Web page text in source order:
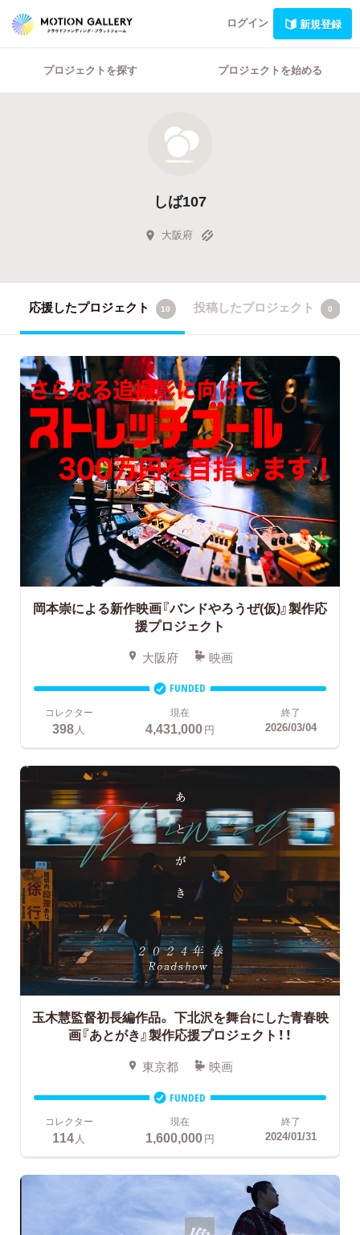
ログイン 新規登録
プロジェクトを探す プロジェクトを始める
しば107
大阪府
応援したプロジェクト 10 投稿したプロジェクト 0
岡本崇による新作映画『バンドやろうぜ(仮)』製作応
援プロジェクト
大阪府 映画
FUNDED
コレクター
398 人
現在
4,431,000円
終了
2026/03/04
玉木慧監督初長編作品。 下北沢を舞台にした青春映
画『あとがき』製作応援プロジェクト！！
東京都 映画
FUNDED
コレクター
114人
現在
1,600,000円
終了
2024/01/31